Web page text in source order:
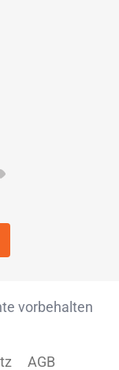
vorbehalten
AGB